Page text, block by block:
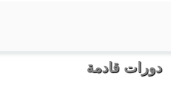
دورات قادمة